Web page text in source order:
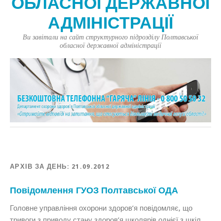
АДМІНІСТРАЦІЇ
Ви завітали на сайт структурного підрозділу Полтавської
обласної державної адміністрації
АРХІВ ЗА ДЕНЬ: 21.09.2012
Повідомлення ГУОЗ Полтавської ОДА
Головне управління охорони здоров’я повідомляє, що